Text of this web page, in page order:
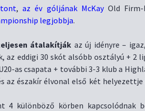
,az év góljának McKayOld Firm-
legjobbja.
átalakítják az új idényre –
az eddigi 30 skót alsóbb osztályú + 2
as csapata + további 3-3 klub a
az északír élvonal első két helyezettje
4 különböző körben kapcsolódnak